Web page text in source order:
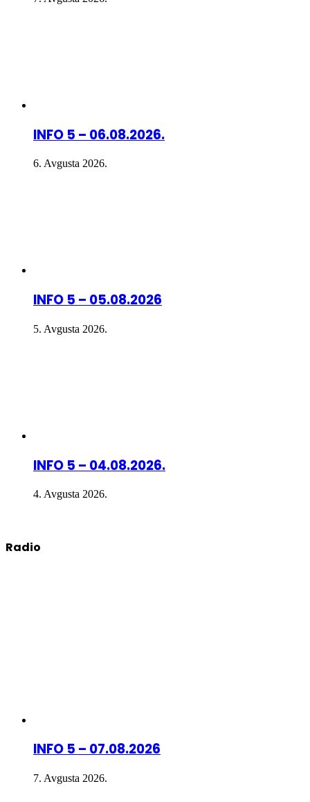
INFO 5 – 06.08.2026.
6. Avgusta 2026.
INFO 5 – 05.08.2026
5. Avgusta 2026.
INFO 5 – 04.08.2026.
4. Avgusta 2026.
Radio
INFO 5 – 07.08.2026
7. Avgusta 2026.